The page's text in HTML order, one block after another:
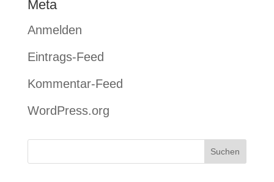
Meta
Anmelden
Eintrags-Feed
Kommentar-Feed
WordPress.org